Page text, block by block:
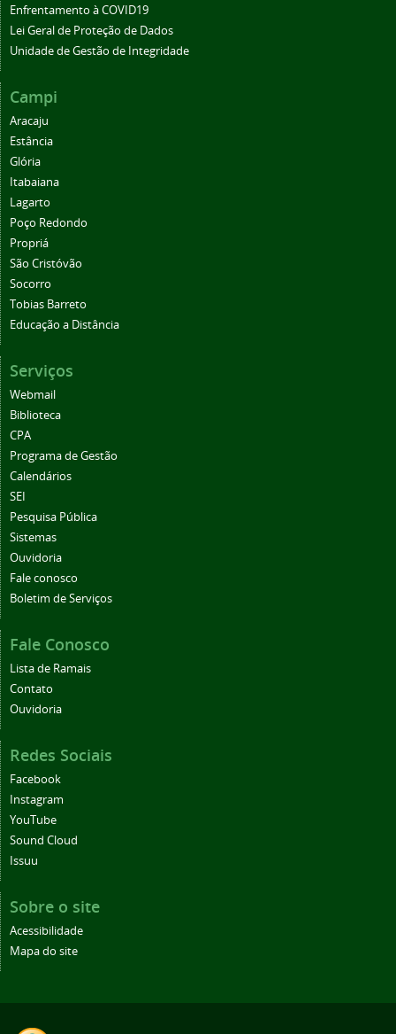
Enfrentamento à COVID19
Lei Geral de Proteção de Dados
Unidade de Gestão de Integridade
Campi
Aracaju
Estância
Glória
Itabaiana
Lagarto
Poço Redondo
Propriá
São Cristóvão
Socorro
Tobias Barreto
Educação a Distância
Serviços
Webmail
Biblioteca
CPA
Programa de Gestão
Calendários
SEI
Pesquisa Pública
Sistemas
Ouvidoria
Fale conosco
Boletim de Serviços
Fale Conosco
Lista de Ramais
Contato
Ouvidoria
Redes Sociais
Facebook
Instagram
YouTube
Sound Cloud
Issuu
Sobre o site
Acessibilidade
Mapa do site